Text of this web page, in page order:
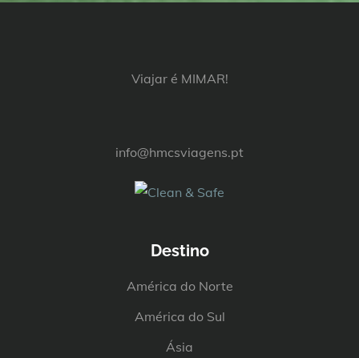
Viajar é MIMAR!
info@hmcsviagens.pt
Destino
América do Norte
América do Sul
Ásia